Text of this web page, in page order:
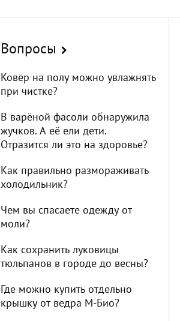
Вопросы
Ковёр на полу можно увлажнять
при чистке?
В варёной фасоли обнаружила
жучков. А её ели дети.
Отразится ли это на здоровье?
Как правильно размораживать
холодильник?
Чем вы спасаете одежду от
моли?
Как сохранить луковицы
тюльпанов в городе до весны?
Где можно купить отдельно
крышку от ведра М-Био?